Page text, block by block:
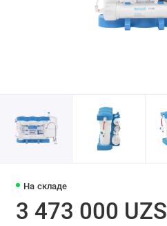
На складе
3 473 000 UZS